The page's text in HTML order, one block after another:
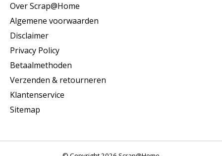
Over Scrap@Home
Algemene voorwaarden
Disclaimer
Privacy Policy
Betaalmethoden
Verzenden & retourneren
Klantenservice
Sitemap